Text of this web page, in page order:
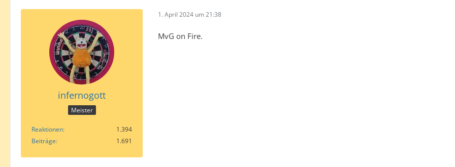
infernogott
Meister
Reaktionen
1.394
Beiträge
1.691
1. April 2024 um 21:38
MvG on Fire.